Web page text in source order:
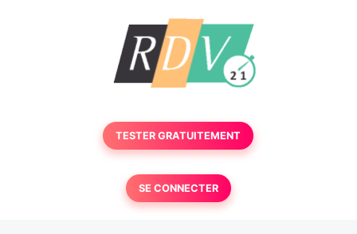
TESTER GRATUITEMENT
SE CONNECTER